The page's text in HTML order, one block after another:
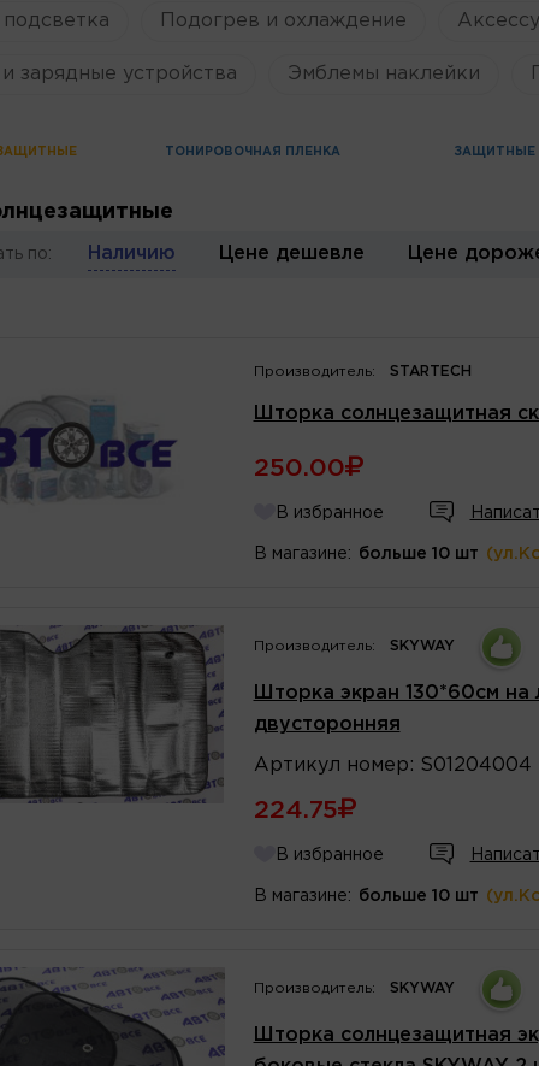
Подогрев и охлаждение
зарядные устройства Эмблемы наклейки
ТОНИРОВОЧНАЯ ПЛЕНКА ЗАЩИТНЫЕ
по: Наличию Цене дешевле Цене
Производитель: STARTECH
Шторка солнцезащитная
250.00
В избранное
В магазине: больше 10 шт
Производитель: SKYWAY
Шторка экран 130*60см на
двусторонняя
Артикул номер : S01204004
224.75
В избранное
В магазине: больше 10 шт
Производитель: SKYWAY
Шторка солнцезащитная